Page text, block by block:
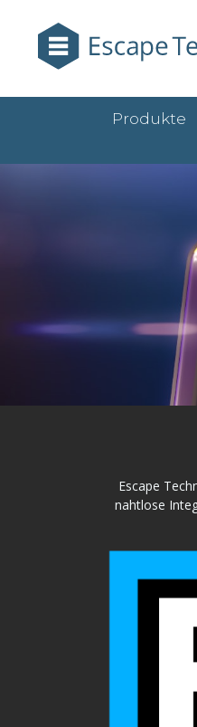
Produkte
Escape
nahtlose